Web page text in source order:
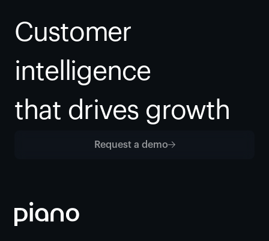
Customer
intelligence
that drives growth
Request a demo